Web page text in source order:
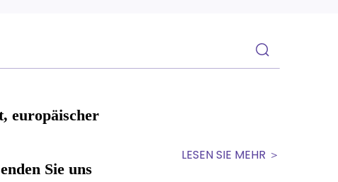
europäischer
Sie uns
LESEN SIE MEHR ＞